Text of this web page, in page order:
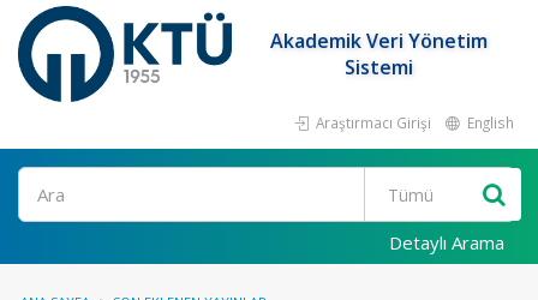
Akademik Veri Yönetim
Sistemi
Araştırmacı Girişi English
Ara
Detaylı Arama